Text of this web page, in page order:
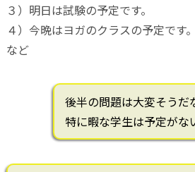
３）明日は試験の予定です。
４）今晩はヨガのクラスの予定です。
など
後半の問題は大変そうだ
特に暇な学生は予定が